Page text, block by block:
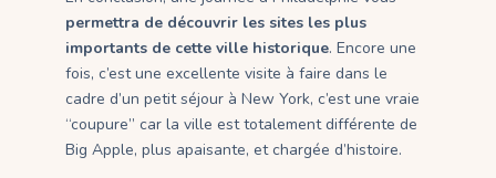
permettra de découvrir les sites les plus
importants de cette ville historique. Encore une
fois, c’est une excellente visite à faire dans le
cadre d’un petit séjour à New York, c’est une vraie
“coupure” car la ville est totalement différente de
Big Apple, plus apaisante, et chargée d’histoire.